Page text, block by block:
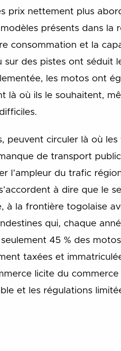
prix nettement plus
présents dans la
consommation et la
des pistes ont séduit
les motos ont
là où ils le souhaitent,
peuvent circuler là où
de transport
l’ampleur du trafic
à dire que le
à la frontière togolaise
qui, chaque
45 % des
taxées et
licite du commerce
et les régulations